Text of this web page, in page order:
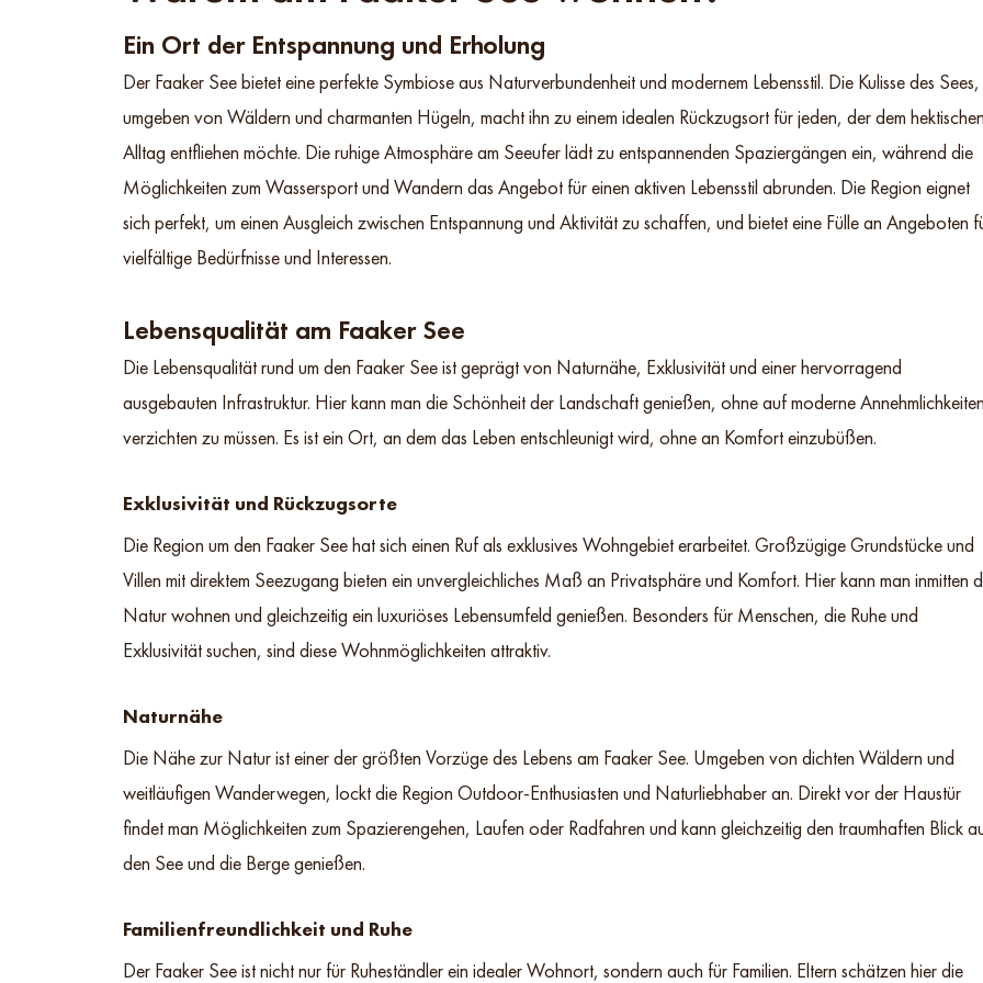
Ein Ort der Entspannung und Erholung
Der Faaker See bietet eine perfekte Symbiose aus Naturverbundenheit und modernem Lebensstil. Die Kulisse des Sees,
umgeben von Wäldern und charmanten Hügeln, macht ihn zu einem idealen Rückzugsort für jeden, der dem hektischen
Alltag entfliehen möchte. Die ruhige Atmosphäre am Seeufer lädt zu entspannenden Spaziergängen ein, während die
Möglichkeiten zum Wassersport und Wandern das Angebot für einen aktiven Lebensstil abrunden. Die Region eignet
sich perfekt, um einen Ausgleich zwischen Entspannung und Aktivität zu schaffen, und bietet eine Fülle an Angeboten
vielfältige Bedürfnisse und Interessen.
Lebensqualität am Faaker See
Die Lebensqualität rund um den Faaker See ist geprägt von Naturnähe, Exklusivität und einer hervorragend
ausgebauten Infrastruktur. Hier kann man die Schönheit der Landschaft genießen, ohne auf moderne Annehmlichkeiten
verzichten zu müssen. Es ist ein Ort, an dem das Leben entschleunigt wird, ohne an Komfort einzubüßen.
Exklusivität und Rückzugsorte
Die Region um den Faaker See hat sich einen Ruf als exklusives Wohngebiet erarbeitet. Großzügige Grundstücke und
Villen mit direktem Seezugang bieten ein unvergleichliches Maß an Privatsphäre und Komfort. Hier kann man inmitten
Natur wohnen und gleichzeitig ein luxuriöses Lebensumfeld genießen. Besonders für Menschen, die Ruhe und
Exklusivität suchen, sind diese Wohnmöglichkeiten attraktiv.
Naturnähe
Die Nähe zur Natur ist einer der größten Vorzüge des Lebens am Faaker See. Umgeben von dichten Wäldern und
weitläufigen Wanderwegen, lockt die Region Outdoor-Enthusiasten und Naturliebhaber an. Direkt vor der Haustür
findet man Möglichkeiten zum Spazierengehen, Laufen oder Radfahren und kann gleichzeitig den traumhaften Blick
den See und die Berge genießen.
Familienfreundlichkeit und Ruhe
Der Faaker See ist nicht nur für Ruheständler ein idealer Wohnort, sondern auch für Familien. Eltern schätzen hier die